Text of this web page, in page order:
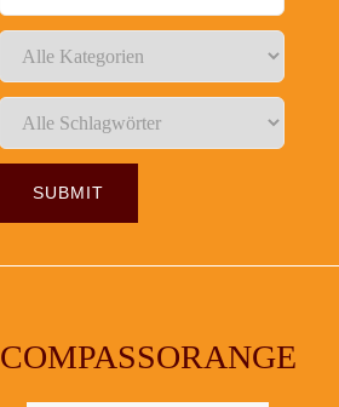
COMPASSORANGE